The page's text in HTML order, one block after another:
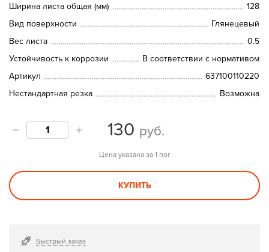
Ширина листа общая (мм)
128
Вид поверхности
Глянецевый
Вес листа
0.5
Устойчивость к коррозии
В соответствии с нормативом
Артикул
637100110220
Нестандартная резка
Возможна
130 руб.
Цена указана за 1 пог
КУПИТЬ
Быстрый заказ